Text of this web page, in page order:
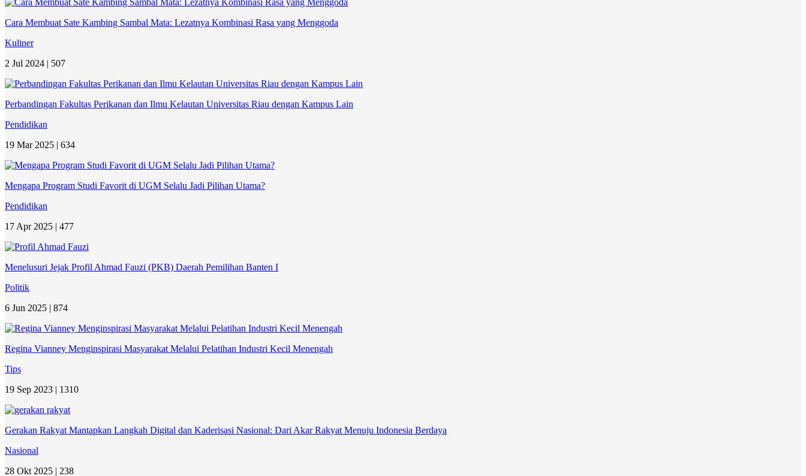
Cara Membuat Sate Kambing Sambal Mata: Lezatnya Kombinasi Rasa yang Menggoda
Kuliner
2 Jul 2024 | 507
Perbandingan Fakultas Perikanan dan Ilmu Kelautan Universitas Riau dengan Kampus Lain
Pendidikan
19 Mar 2025 | 634
Mengapa Program Studi Favorit di UGM Selalu Jadi Pilihan Utama?
Pendidikan
17 Apr 2025 | 477
Menelusuri Jejak Profil Ahmad Fauzi (PKB) Daerah Pemilihan Banten I
Politik
6 Jun 2025 | 874
Regina Vianney Menginspirasi Masyarakat Melalui Pelatihan Industri Kecil Menengah
Tips
19 Sep 2023 | 1310
Gerakan Rakyat Mantapkan Langkah Digital dan Kaderisasi Nasional: Dari Akar Rakyat Menuju Indonesia Berdaya
Nasional
28 Okt 2025 | 238